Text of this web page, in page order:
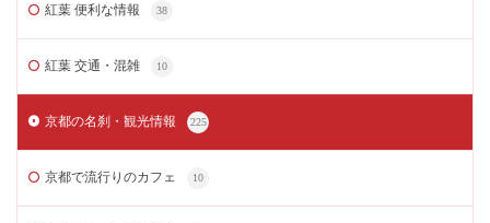
紅葉 便利な情報 38
紅葉 交通・混雑 10
京都の名刹・観光情報 225
京都で流行りのカフェ 10